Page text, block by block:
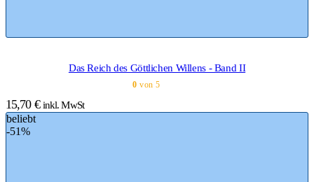
Das Reich des Göttlichen Willens - Band II
0 von 5
15,70 € inkl. MwSt
beliebt
-51%